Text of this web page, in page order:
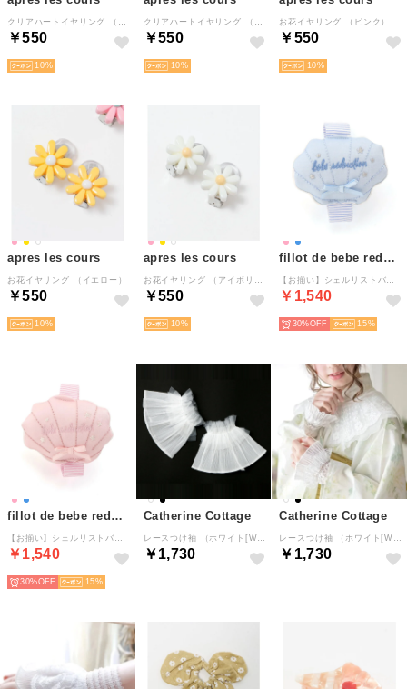
￥550
10
￥550
10
お花イヤリング （ピンク）
￥550
10
apres les cours
お花イヤリング （イエロー）
￥550
10
apres les cours
￥550
10
fillot de bebe reduction
￥1,540
30% 15
fillot de bebe reduction
￥1,540
30% 15
Catherine Cottage
￥1,730
Catherine Cottage
￥1,730